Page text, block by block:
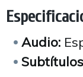
Audio: